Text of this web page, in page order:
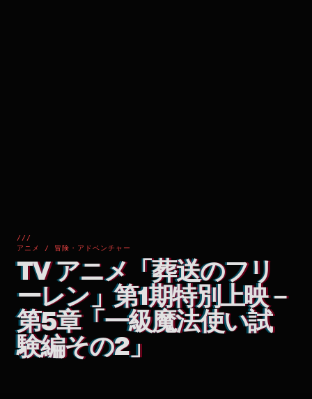
///
アニメ / 冒険・アドベンチャー
TV アニメ「葬送のフリ
ーレン」第1期特別上映－
第5章「一級魔法使い試
験編その2」